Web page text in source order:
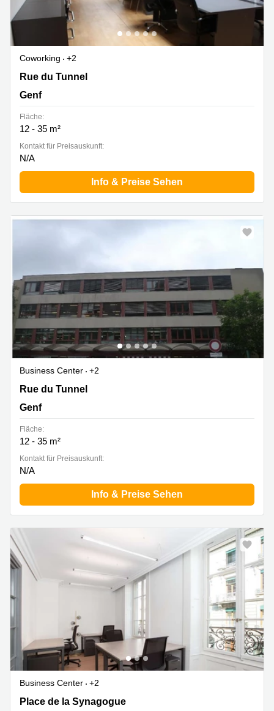
Coworking
+2
Rue du Tunnel 15, Genf
Rue du Tunnel
Genf
Fläche:
12 - 35 m²
Kontakt für Preisauskunft:
N/A
Info & Preise Sehen
Business Center
+2
Rue du Tunnel 15, Genf
Rue du Tunnel
Genf
Fläche:
12 - 35 m²
Kontakt für Preisauskunft:
N/A
Info & Preise Sehen
Business Center
+2
Place de la Synagogue 5, Genf
Place de la Synagogue